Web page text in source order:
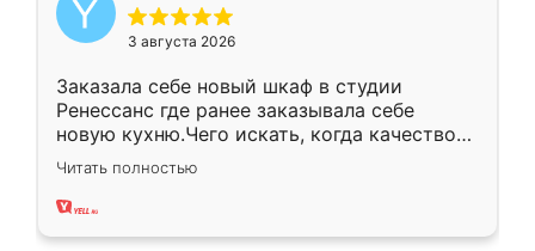
3 августа 2026
Заказала себе новый шкаф в студии
Ренессанс где ранее заказывала себе
новую кухню.Чего искать, когда качеством
вполне довольна. Служит кухня уже почти
два года, нареканий нет.
Читать полностью